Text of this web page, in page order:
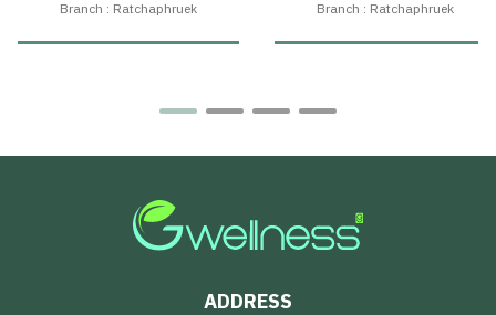
Branch : Ratchaphruek
Branch : Ratchaphruek
ADDRESS